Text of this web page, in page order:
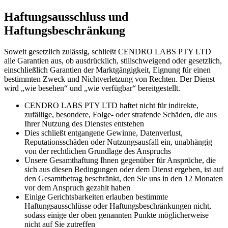
Haftungsausschluss und
Haftungsbeschränkung
Soweit gesetzlich zulässig, schließt CENDRO LABS PTY LTD
alle Garantien aus, ob ausdrücklich, stillschweigend oder gesetzlich,
einschließlich Garantien der Marktgängigkeit, Eignung für einen
bestimmten Zweck und Nichtverletzung von Rechten. Der Dienst
wird „wie besehen“ und „wie verfügbar“ bereitgestellt.
CENDRO LABS PTY LTD haftet nicht für indirekte,
zufällige, besondere, Folge- oder strafende Schäden, die aus
Ihrer Nutzung des Dienstes entstehen
Dies schließt entgangene Gewinne, Datenverlust,
Reputationsschäden oder Nutzungsausfall ein, unabhängig
von der rechtlichen Grundlage des Anspruchs
Unsere Gesamthaftung Ihnen gegenüber für Ansprüche, die
sich aus diesen Bedingungen oder dem Dienst ergeben, ist auf
den Gesamtbetrag beschränkt, den Sie uns in den 12 Monaten
vor dem Anspruch gezahlt haben
Einige Gerichtsbarkeiten erlauben bestimmte
Haftungsausschlüsse oder Haftungsbeschränkungen nicht,
sodass einige der oben genannten Punkte möglicherweise
nicht auf Sie zutreffen